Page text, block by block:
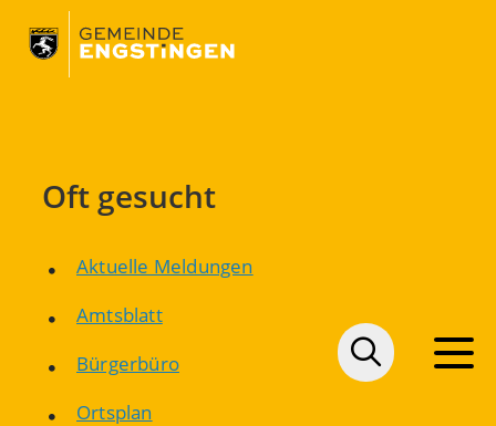
Oft gesucht
Aktuelle Meldungen
Amtsblatt
Bürgerbüro
Ortsplan